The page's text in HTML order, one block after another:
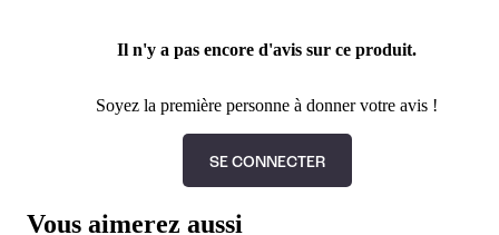
Il n'y a pas encore d'avis sur ce produit.
Soyez la première personne à donner votre avis !
SE CONNECTER
Vous aimerez aussi